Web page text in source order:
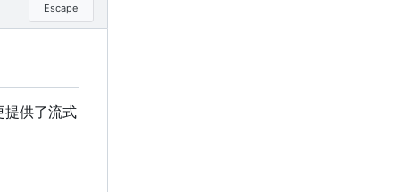
Escape
提供了流式